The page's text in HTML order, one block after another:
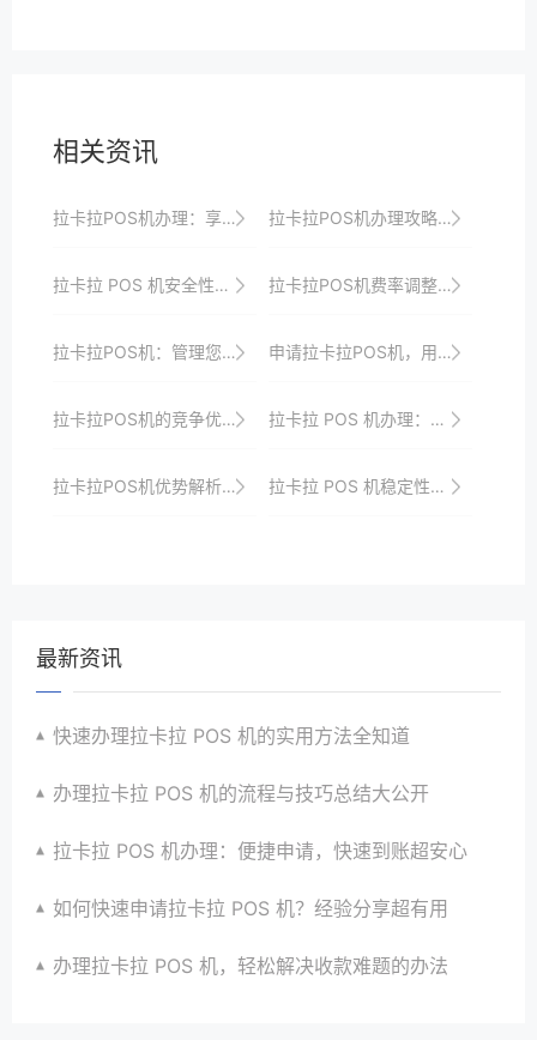
相关资讯
拉卡拉POS机办理：享受便捷的支付体验 拉卡拉POS机办理攻略，全面解读办理流程
拉卡拉 POS 机安全性相关类 拉卡拉POS机费率调整速递，如何应对变化？
拉卡拉POS机：管理您的交易，统计您的交易记录。 申请拉卡拉POS机，用支付连接您和顾客
拉卡拉POS机的竞争优势是什么 拉卡拉 POS 机办理：便捷申请，快速到账超安心
拉卡拉POS机优势解析及商家发展趋势 拉卡拉 POS 机稳定性的技术支持
最新资讯
快速办理拉卡拉 POS 机的实用方法全知道
办理拉卡拉 POS 机的流程与技巧总结大公开
拉卡拉 POS 机办理：便捷申请，快速到账超安心
如何快速申请拉卡拉 POS 机？经验分享超有用
办理拉卡拉 POS 机，轻松解决收款难题的办法